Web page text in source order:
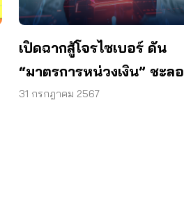
เปิดฉากสู้โจรไซเบอร์ ดัน
“มาตรการหน่วงเงิน” ชะลอ
การโอน 72 ชม.
31 กรกฎาคม 2567